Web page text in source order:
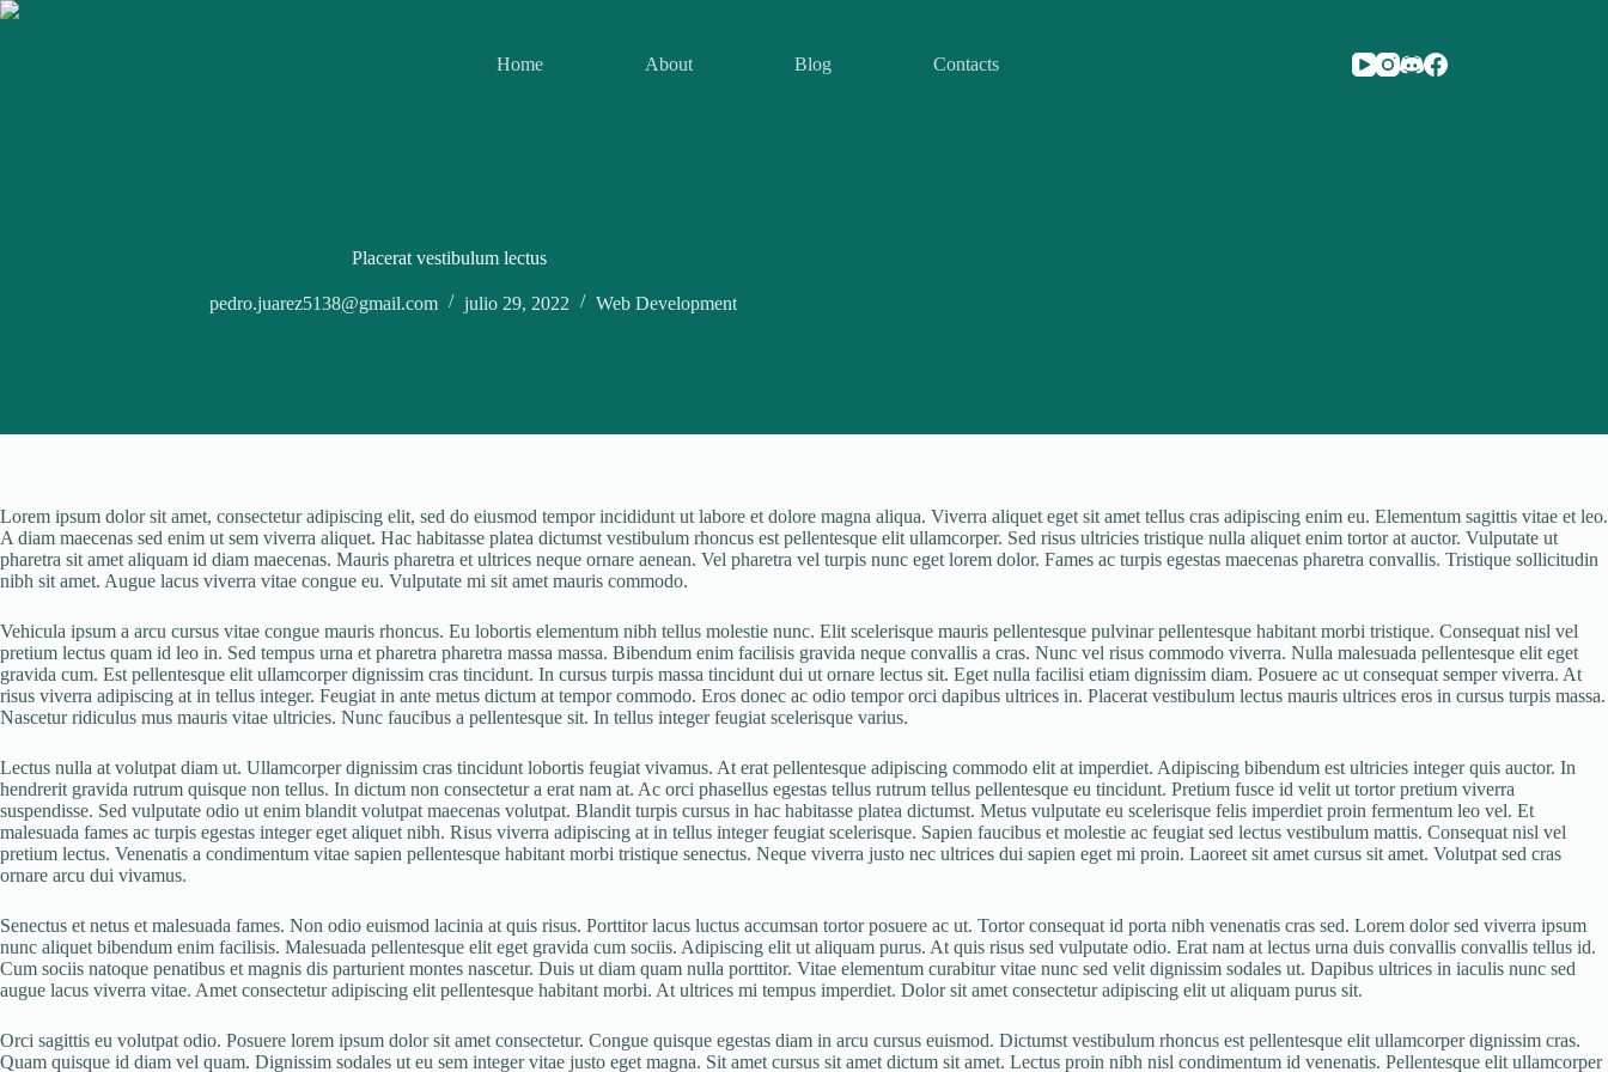
Saltar
Home About Blog Contacts
Placerat vestibulum lectus
pedro.juarez5138@gmail.com julio 29, 2022 Web Development
Lorem ipsum dolor sit amet, consectetur adipiscing elit, sed do eiusmod tempor incididunt ut labore et dolore magna aliqua. Viverra aliquet eget sit amet tellus cras adipiscing enim eu. Elementum sagittis vitae et leo.
A diam maecenas sed enim ut sem viverra aliquet. Hac habitasse platea dictumst vestibulum rhoncus est pellentesque elit ullamcorper. Sed risus ultricies tristique nulla aliquet enim tortor at auctor. Vulputate ut
pharetra sit amet aliquam id diam maecenas. Mauris pharetra et ultrices neque ornare aenean. Vel pharetra vel turpis nunc eget lorem dolor. Fames ac turpis egestas maecenas pharetra convallis. Tristique sollicitudin
nibh sit amet. Augue lacus viverra vitae congue eu. Vulputate mi sit amet mauris commodo.
Vehicula ipsum a arcu cursus vitae congue mauris rhoncus. Eu lobortis elementum nibh tellus molestie nunc. Elit scelerisque mauris pellentesque pulvinar pellentesque habitant morbi tristique. Consequat nisl vel
pretium lectus quam id leo in. Sed tempus urna et pharetra pharetra massa massa. Bibendum enim facilisis gravida neque convallis a cras. Nunc vel risus commodo viverra. Nulla malesuada pellentesque elit eget
gravida cum. Est pellentesque elit ullamcorper dignissim cras tincidunt. In cursus turpis massa tincidunt dui ut ornare lectus sit. Eget nulla facilisi etiam dignissim diam. Posuere ac ut consequat semper viverra. At
risus viverra adipiscing at in tellus integer. Feugiat in ante metus dictum at tempor commodo. Eros donec ac odio tempor orci dapibus ultrices in. Placerat vestibulum lectus mauris ultrices eros in cursus turpis massa.
Nascetur ridiculus mus mauris vitae ultricies. Nunc faucibus a pellentesque sit. In tellus integer feugiat scelerisque varius.
Lectus nulla at volutpat diam ut. Ullamcorper dignissim cras tincidunt lobortis feugiat vivamus. At erat pellentesque adipiscing commodo elit at imperdiet. Adipiscing bibendum est ultricies integer quis auctor. In
hendrerit gravida rutrum quisque non tellus. In dictum non consectetur a erat nam at. Ac orci phasellus egestas tellus rutrum tellus pellentesque eu tincidunt. Pretium fusce id velit ut tortor pretium viverra
suspendisse. Sed vulputate odio ut enim blandit volutpat maecenas volutpat. Blandit turpis cursus in hac habitasse platea dictumst. Metus vulputate eu scelerisque felis imperdiet proin fermentum leo vel. Et
malesuada fames ac turpis egestas integer eget aliquet nibh. Risus viverra adipiscing at in tellus integer feugiat scelerisque. Sapien faucibus et molestie ac feugiat sed lectus vestibulum mattis. Consequat nisl vel
pretium lectus. Venenatis a condimentum vitae sapien pellentesque habitant morbi tristique senectus. Neque viverra justo nec ultrices dui sapien eget mi proin. Laoreet sit amet cursus sit amet. Volutpat sed cras
ornare arcu dui vivamus.
Senectus et netus et malesuada fames. Non odio euismod lacinia at quis risus. Porttitor lacus luctus accumsan tortor posuere ac ut. Tortor consequat id porta nibh venenatis cras sed. Lorem dolor sed viverra ipsum
nunc aliquet bibendum enim facilisis. Malesuada pellentesque elit eget gravida cum sociis. Adipiscing elit ut aliquam purus. At quis risus sed vulputate odio. Erat nam at lectus urna duis convallis convallis tellus id.
Cum sociis natoque penatibus et magnis dis parturient montes nascetur. Duis ut diam quam nulla porttitor. Vitae elementum curabitur vitae nunc sed velit dignissim sodales ut. Dapibus ultrices in iaculis nunc sed
augue lacus viverra vitae. Amet consectetur adipiscing elit pellentesque habitant morbi. At ultrices mi tempus imperdiet. Dolor sit amet consectetur adipiscing elit ut aliquam purus sit.
Orci sagittis eu volutpat odio. Posuere lorem ipsum dolor sit amet consectetur. Congue quisque egestas diam in arcu cursus euismod. Dictumst vestibulum rhoncus est pellentesque elit ullamcorper dignissim cras.
Quam quisque id diam vel quam. Dignissim sodales ut eu sem integer vitae justo eget magna. Sit amet cursus sit amet dictum sit amet. Lectus proin nibh nisl condimentum id venenatis. Pellentesque elit ullamcorper